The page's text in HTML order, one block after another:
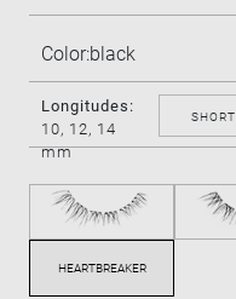
Color:black
Longitudes:
10, 12, 14
mm
SHORT